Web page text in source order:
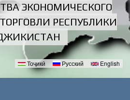
ЭКОНОМИЧЕСКОГО
РЕСПУБЛИКИ
Тоҷикӣ Русский English